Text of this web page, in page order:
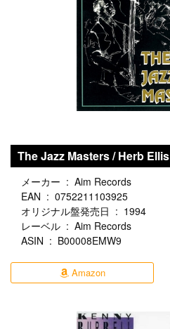
The Jazz Masters / Herb Ellis
メーカー ‏ : ‎ Aim Records
EAN ‏ : ‎ 0752211103925
オリジナル盤発売日 ‏ : ‎ 1994
レーベル ‏ : ‎ Aim Records
ASIN ‏ : ‎ B00008EMW9
Amazon